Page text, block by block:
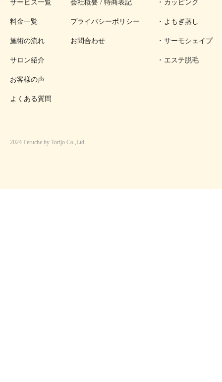
サービス一覧
料金一覧
施術の流れ
サロン紹介
お客様の声
よくある質問
会社概要 / 特商表記
プライバシーポリシー
お問合わせ
カッピング
よもぎ蒸し
サーモシェイプ
エステ脱毛
2024 Feruche by Torijo Co.,Ltd